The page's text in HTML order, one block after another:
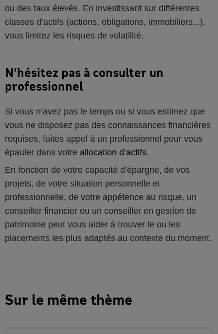
ou des taux élevés. En investissant sur différentes
classes d’actifs (actions, obligations, immobiliers...),
vous limitez les risques de volatilité.
N’hésitez pas à consulter un
professionnel
Si vous n’avez pas le temps ou si vous estimez que
vous ne disposez pas des connaissances financières
requises, faites appel à un professionnel pour vous
épauler dans votre allocation d’actifs.
En fonction de votre capacité d’épargne, de vos
projets, de votre situation personnelle et
professionnelle, de votre appétence au risque, un
conseiller financier ou un conseiller en gestion de
patrimoine peut vous aider à trouver le ou les
placements les plus adaptés au contexte du moment.
Sur le même thème